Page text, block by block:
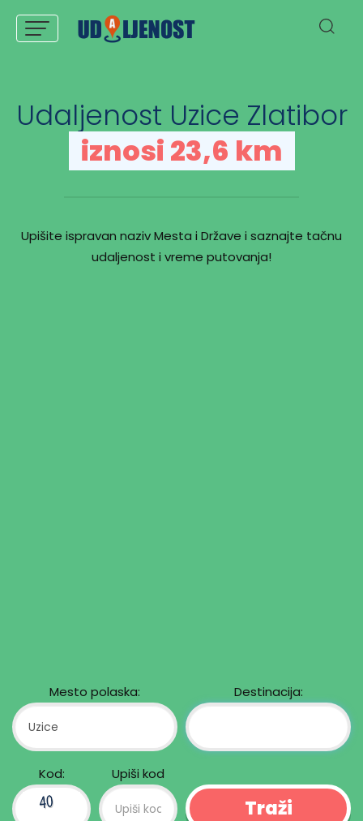
Udaljenost Uzice Zlatibor
iznosi 23,6 km
Upišite ispravan naziv Mesta i Države i saznajte tačnu
udaljenost i vreme putovanja!
Mesto polaska: Destinacija:
Kod: Upiši kod